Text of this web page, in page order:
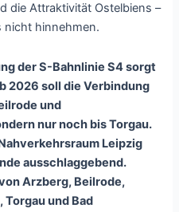
die Attraktivität Ostelbiens –
nicht hinnehmen.
der S-Bahnlinie S4 sorgt
2026 soll die Verbindung
und
nur noch bis Torgau.
Leipzig
ausschlaggebend.
Arzberg, Beilrode,
und Bad